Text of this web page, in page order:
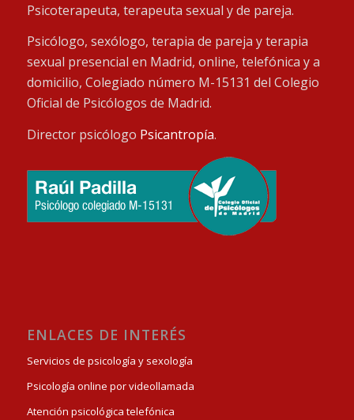
Psicoterapeuta, terapeuta sexual y de pareja.
Psicólogo, sexólogo, terapia de pareja y terapia
sexual presencial en Madrid, online, telefónica y a
domicilio, Colegiado número M-15131 del Colegio
Oficial de Psicólogos de Madrid.
Director psicólogo Psicantropía.
ENLACES DE INTERÉS
Servicios de psicología y sexología
Psicología online por videollamada
Atención psicológica telefónica